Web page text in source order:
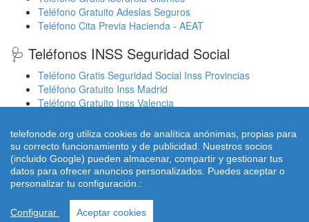
Teléfono Gratuito Adeslas Seguros
Teléfono Cita Previa Hacienda - AEAT
🩺 Teléfonos INSS Seguridad Social
Teléfono Gratis Seguridad Social Inss Provincias
Teléfono Gratuito Inss Madrid
Teléfono Gratuito Inss Valencia
Cita Previa Médicos Euskadi Osakidetza Osanet
Cita Previa Sas Intersas Andalucia
© 2026 telefonode.org |
Privacidad
Política de Cookies
telefonode.org utiliza cookies de analítica anónimas, propias para
su correcto funcionamiento y de publicidad. Nuestros socios
(incluido Google) pueden almacenar, compartir y gestionar tus
datos para ofrecer anuncios personalizados. Puedes aceptar o
personalizar tu configuración.:
Configurar Aceptar cookies